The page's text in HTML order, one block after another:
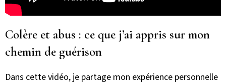
Colère et abus : ce que j’ai appris sur mon
chemin de guérison
Dans cette vidéo, je partage mon expérience personnelle